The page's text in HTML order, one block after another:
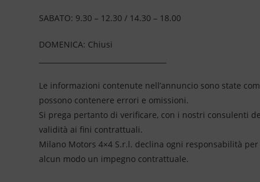
SABATO: 9.30 – 12.30 / 14.30 – 18.00
DOMENICA: Chiusi
Le informazioni contenute nell’annuncio sono state
possono contenere errori e omissioni.
Si prega pertanto di verificare, con i nostri consulenti
validità ai fini contrattuali.
Milano Motors 4×4 S.r.l. declina ogni responsabilità
alcun modo un impegno contrattuale.